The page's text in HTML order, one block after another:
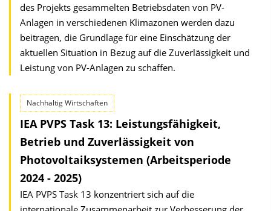
des Projekts gesammelten Betriebsdaten von PV-
Anlagen in verschiedenen Klimazonen werden dazu
beitragen, die Grundlage für eine Einschätzung der
aktuellen Situation in Bezug auf die Zuverlässigkeit und
Leistung von PV-Anlagen zu schaffen.
Nachhaltig Wirtschaften
IEA PVPS Task 13: Leistungsfähigkeit,
Betrieb und Zuverlässigkeit von
Photovoltaiksystemen (Arbeitsperiode
2024 - 2025)
IEA PVPS Task 13 konzentriert sich auf die